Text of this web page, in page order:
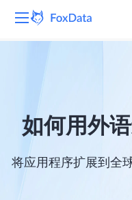
解决方案
资源
如何用外
将应用程序扩展到全